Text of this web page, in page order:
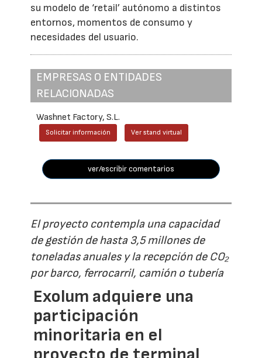
su modelo de ‘retail’ autónomo a distintos
entornos, momentos de consumo y
necesidades del usuario.
EMPRESAS O ENTIDADES
RELACIONADAS
Washnet Factory, S.L.
Solicitar información Ver stand virtual
ver/escribir comentarios
El proyecto contempla una capacidad
de gestión de hasta 3,5 millones de
toneladas anuales y la recepción de CO₂
por barco, ferrocarril, camión o tubería
Exolum adquiere una
participación
minoritaria en el